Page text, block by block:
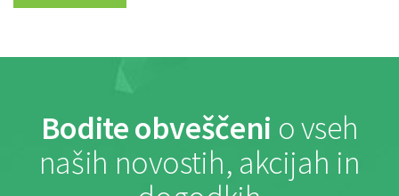
Bodite obveščeni o vseh
naših novostih, akcijah in